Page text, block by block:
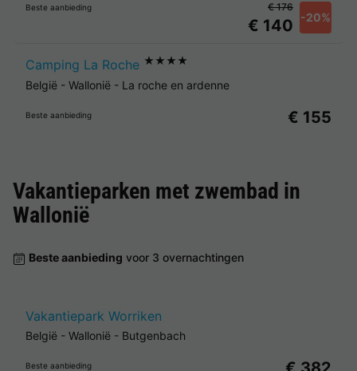
Beste aanbieding
€ 140 -20%
€ 176
Camping La Roche ★★★★
België - Wallonië - La roche en ardenne
Beste aanbieding € 155
Vakantieparken met zwembad in
Wallonië
Beste aanbieding voor 3 overnachtingen
Vakantiepark Worriken
België - Wallonië - Butgenbach
Beste aanbieding